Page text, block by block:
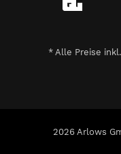
* Alle Preise
2026 Arlows